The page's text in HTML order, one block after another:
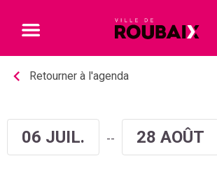
Retourner à l'agenda
06 JUIL. -- 28 AOÛT